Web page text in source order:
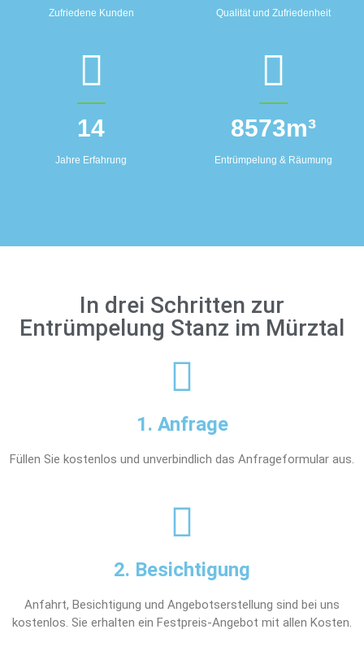
Zufriedene Kunden Qualität und Zufriedenheit
14
Jahre Erfahrung
8573m³
Entrümpelung & Räumung
In drei Schritten zur
Entrümpelung Stanz im Mürztal
1. Anfrage
Füllen Sie kostenlos und unverbindlich das Anfrageformular aus.
2. Besichtigung
Anfahrt, Besichtigung und Angebotserstellung sind bei uns
kostenlos. Sie erhalten ein Festpreis-Angebot mit allen Kosten.